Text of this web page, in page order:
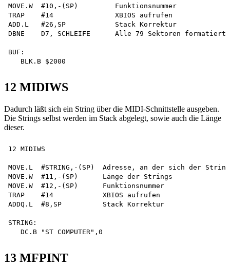
MOVE.W  #10,-(SP)         Funktionsnummer
TRAP    #14               XBIOS aufrufen
ADD.L   #26,SP            Stack Korrektur
DBNE    D7, SCHLEIFE      Alle 79 Sektoren formatiert?
BUF:
12 MIDIWS
Dadurch läßt sich ein String über die MIDI-Schnittstelle ausgeben.
Die Strings selbst werden im Stack abgelegt, sowie auch die Länge
dieser.
12 MIDIWS
MOVE.L  #STRING,-(SP)  Adresse, an der sich der
MOVE.W  #11,-(SP)      Länge der Strings
MOVE.W  #12,-(SP)      Funktionsnummer
TRAP    #14            XBIOS aufrufen
ADDQ.L  #8,SP          Stack Korrektur
STRING:
13 MFPINT